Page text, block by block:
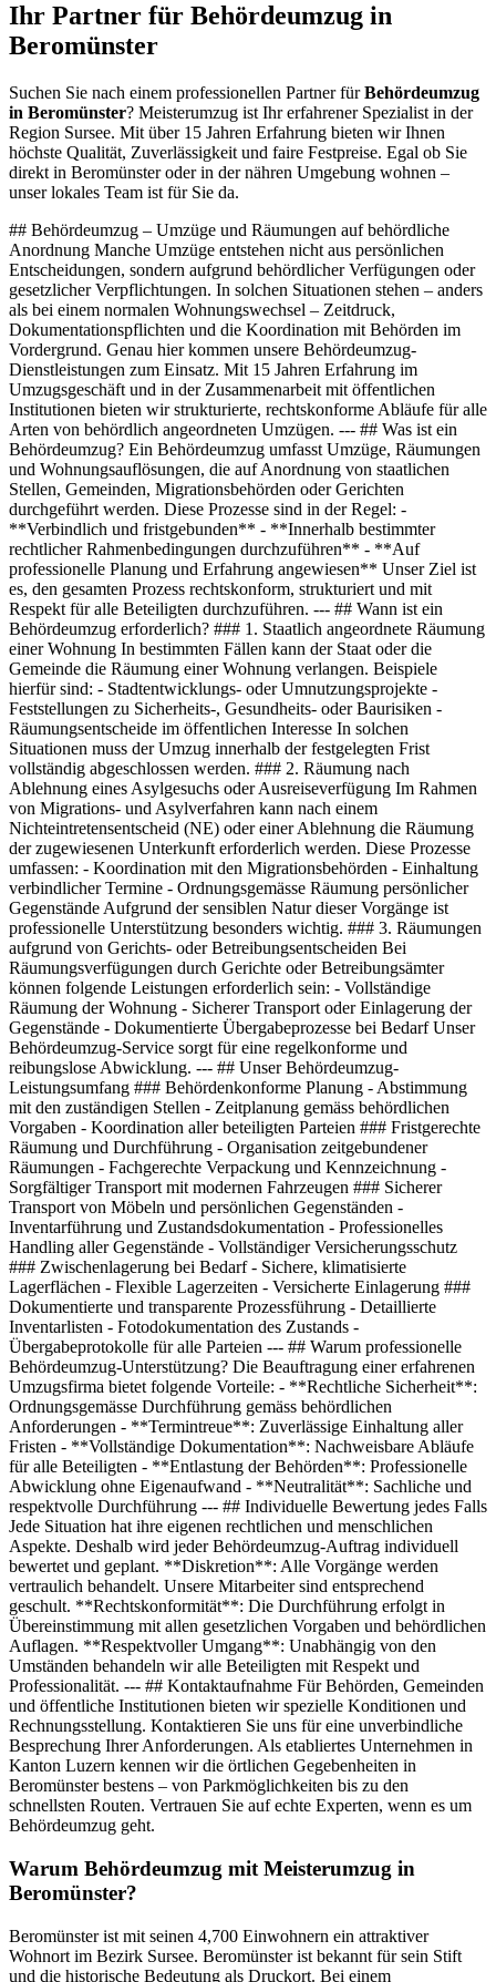
Ihr Partner für Behördeumzug in
Beromünster
Suchen Sie nach einem professionellen Partner fürBehördeumzug
in Beromünster? Meisterumzug ist Ihr erfahrener Spezialist in der
Region Sursee. Mit über 15 Jahren Erfahrung bieten wir Ihnen
höchste Qualität, Zuverlässigkeit und faire Festpreise. Egal ob Sie
direkt in Beromünster oder in der nähren Umgebung wohnen –
unser lokales Team ist für Sie da.
## Behördeumzug – Umzüge und Räumungen auf behördliche
Anordnung Manche Umzüge entstehen nicht aus persönlichen
Entscheidungen, sondern aufgrund behördlicher Verfügungen oder
gesetzlicher Verpflichtungen. In solchen Situationen stehen – anders
als bei einem normalen Wohnungswechsel – Zeitdruck,
Dokumentationspflichten und die Koordination mit Behörden im
Vordergrund. Genau hier kommen unsere Behördeumzug-
Dienstleistungen zum Einsatz. Mit 15 Jahren Erfahrung im
Umzugsgeschäft und in der Zusammenarbeit mit öffentlichen
Institutionen bieten wir strukturierte, rechtskonforme Abläufe für alle
Arten von behördlich angeordneten Umzügen. --- ## Was ist ein
Behördeumzug? Ein Behördeumzug umfasst Umzüge, Räumungen
und Wohnungsauflösungen, die auf Anordnung von staatlichen
Stellen, Gemeinden, Migrationsbehörden oder Gerichten
durchgeführt werden. Diese Prozesse sind in der Regel: -
**Verbindlich und fristgebunden** - **Innerhalb bestimmter
rechtlicher Rahmenbedingungen durchzuführen** - **Auf
professionelle Planung und Erfahrung angewiesen** Unser Ziel ist
es, den gesamten Prozess rechtskonform, strukturiert und mit
Respekt für alle Beteiligten durchzuführen. --- ## Wann ist ein
Behördeumzug erforderlich? ### 1. Staatlich angeordnete Räumung
einer Wohnung In bestimmten Fällen kann der Staat oder die
Gemeinde die Räumung einer Wohnung verlangen. Beispiele
hierfür sind: - Stadtentwicklungs- oder Umnutzungsprojekte -
Feststellungen zu Sicherheits-, Gesundheits- oder Baurisiken -
Räumungsentscheide im öffentlichen Interesse In solchen
Situationen muss der Umzug innerhalb der festgelegten Frist
vollständig abgeschlossen werden. ### 2. Räumung nach
Ablehnung eines Asylgesuchs oder Ausreiseverfügung Im Rahmen
von Migrations- und Asylverfahren kann nach einem
Nichteintretensentscheid (NE) oder einer Ablehnung die Räumung
der zugewiesenen Unterkunft erforderlich werden. Diese Prozesse
umfassen: - Koordination mit den Migrationsbehörden - Einhaltung
verbindlicher Termine - Ordnungsgemässe Räumung persönlicher
Gegenstände Aufgrund der sensiblen Natur dieser Vorgänge ist
professionelle Unterstützung besonders wichtig. ### 3. Räumungen
aufgrund von Gerichts- oder Betreibungsentscheiden Bei
Räumungsverfügungen durch Gerichte oder Betreibungsämter
können folgende Leistungen erforderlich sein: - Vollständige
Räumung der Wohnung - Sicherer Transport oder Einlagerung der
Gegenstände - Dokumentierte Übergabeprozesse bei Bedarf Unser
Behördeumzug-Service sorgt für eine regelkonforme und
reibungslose Abwicklung. --- ## Unser Behördeumzug-
Leistungsumfang ### Behördenkonforme Planung - Abstimmung
mit den zuständigen Stellen - Zeitplanung gemäss behördlichen
Vorgaben - Koordination aller beteiligten Parteien ### Fristgerechte
Räumung und Durchführung - Organisation zeitgebundener
Räumungen - Fachgerechte Verpackung und Kennzeichnung -
Sorgfältiger Transport mit modernen Fahrzeugen ### Sicherer
Transport von Möbeln und persönlichen Gegenständen -
Inventarführung und Zustandsdokumentation - Professionelles
Handling aller Gegenstände - Vollständiger Versicherungsschutz
### Zwischenlagerung bei Bedarf - Sichere, klimatisierte
Lagerflächen - Flexible Lagerzeiten - Versicherte Einlagerung ###
Dokumentierte und transparente Prozessführung - Detaillierte
Inventarlisten - Fotodokumentation des Zustands -
Übergabeprotokolle für alle Parteien --- ## Warum professionelle
Behördeumzug-Unterstützung? Die Beauftragung einer erfahrenen
Umzugsfirma bietet folgende Vorteile: - **Rechtliche Sicherheit**:
Ordnungsgemässe Durchführung gemäss behördlichen
Anforderungen - **Termintreue**: Zuverlässige Einhaltung aller
Fristen - **Vollständige Dokumentation**: Nachweisbare Abläufe
für alle Beteiligten - **Entlastung der Behörden**: Professionelle
Abwicklung ohne Eigenaufwand - **Neutralität**: Sachliche und
respektvolle Durchführung --- ## Individuelle Bewertung jedes Falls
Jede Situation hat ihre eigenen rechtlichen und menschlichen
Aspekte. Deshalb wird jeder Behördeumzug-Auftrag individuell
bewertet und geplant. **Diskretion**: Alle Vorgänge werden
vertraulich behandelt. Unsere Mitarbeiter sind entsprechend
geschult. **Rechtskonformität**: Die Durchführung erfolgt in
Übereinstimmung mit allen gesetzlichen Vorgaben und behördlichen
Auflagen. **Respektvoller Umgang**: Unabhängig von den
Umständen behandeln wir alle Beteiligten mit Respekt und
Professionalität. --- ## Kontaktaufnahme Für Behörden, Gemeinden
und öffentliche Institutionen bieten wir spezielle Konditionen und
Rechnungsstellung. Kontaktieren Sie uns für eine unverbindliche
Besprechung Ihrer Anforderungen. Als etabliertes Unternehmen in
Kanton Luzern kennen wir die örtlichen Gegebenheiten in
Beromünster bestens – von Parkmöglichkeiten bis zu den
schnellsten Routen. Vertrauen Sie auf echte Experten, wenn es um
Behördeumzug geht.
Warum Behördeumzug mit Meisterumzug in
Beromünster?
Beromünster ist mit seinen 4,700 Einwohnern ein attraktiver
Wohnort im Bezirk Sursee. Beromünster ist bekannt für sein Stift
und die historische Bedeutung als Druckort. Bei einem